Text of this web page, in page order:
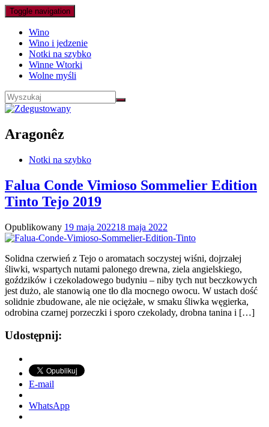
Toggle navigation
Wino
Wino i jedzenie
Notki na szybko
Winne Wtorki
Wolne myśli
Aragonêz
Notki na szybko
Falua Conde Vimioso Sommelier Edition
Tinto Tejo 2019
Opublikowany 19 maja 202218 maja 2022
Solidna czerwień z Tejo o aromatach soczystej wiśni, dojrzałej
śliwki, wspartych nutami palonego drewna, ziela angielskiego,
goździków i czekoladowego budyniu – niby tych nut beczkowych
jest dużo, ale stanowią one tło dla mocnego owocu. W ustach dość
solidnie zbudowane, ale nie ociężałe, w smaku śliwka węgierka,
odrobina czarnej porzeczki i sporo czekolady, drobna tanina i […]
Udostępnij:
E-mail
WhatsApp